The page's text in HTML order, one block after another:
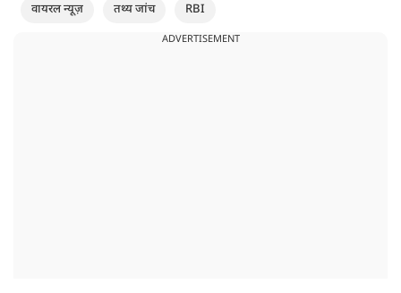
वायरल न्यूज़
तथ्य जांच RBI
ADVERTISEMENT